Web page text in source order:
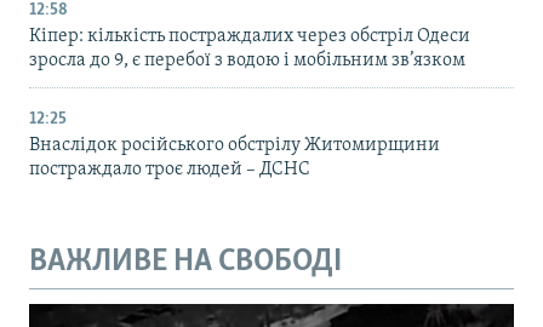
12:58
Кіпер: кількість постраждалих через обстріл Одеси
зросла до 9, є перебої з водою і мобільним зв’язком
12:25
Внаслідок російського обстрілу Житомирщини
постраждало троє людей – ДСНС
ВАЖЛИВЕ НА СВОБОДІ